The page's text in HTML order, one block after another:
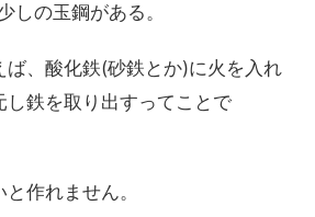
の玉鋼がある。
ば、酸化鉄(砂鉄とか)に火を入れ
し鉄を取り出すってことで
作れません。